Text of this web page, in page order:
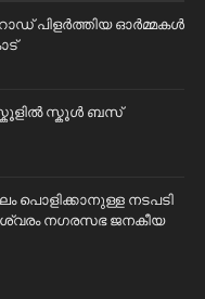
പിളർത്തിയ ഓർമ്മകൾ
സ്കൂളിൽ സ്കൂൾ ബസ്
പൊളിക്കാനുള്ള നടപടി
നഗരസഭ ജനകീയ